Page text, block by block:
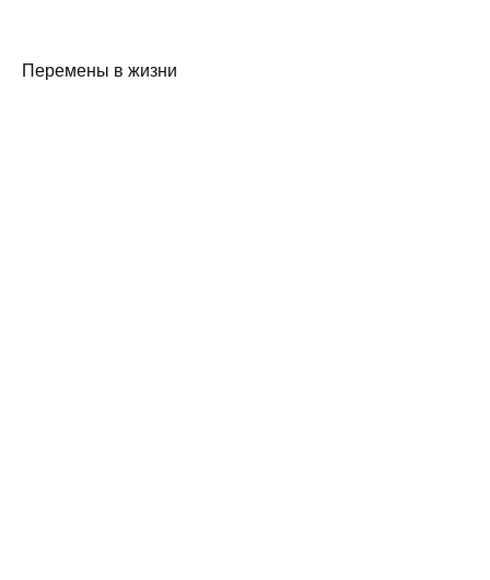
Перемены в жизни